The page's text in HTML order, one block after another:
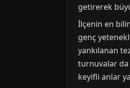
getirerek
İlçenin en
genç
yankılanan
turnuvalar da
keyifli anlar